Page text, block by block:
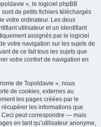
», le logiciel phpBB
de petits fichiers téléchargés
votre ordinateur. Les deux
utilisateur et un identifiant
assignés par le logiciel
votre navigation sur les sujets de
de ce fait tous les sujets que
votre confort de navigation en
de Topoldavie », nous
de cookies, externes au
les pages créées par le
les informations que
Ceci peut correspondre — mais
en tant qu’utilisateur anonyme,